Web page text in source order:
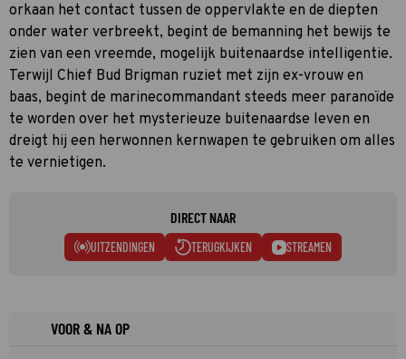
orkaan het contact tussen de oppervlakte en de diepten
onder water verbreekt, begint de bemanning het bewijs te
zien van een vreemde, mogelijk buitenaardse intelligentie.
Terwijl Chief Bud Brigman ruziet met zijn ex-vrouw en
baas, begint de marinecommandant steeds meer paranoïde
te worden over het mysterieuze buitenaardse leven en
dreigt hij een herwonnen kernwapen te gebruiken om alles
te vernietigen.
DIRECT NAAR
UITZENDINGEN TERUGKIJKEN STREAMEN
VOOR & NA OP